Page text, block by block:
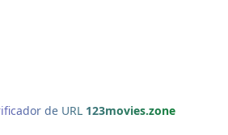
de URL 123movies.zone